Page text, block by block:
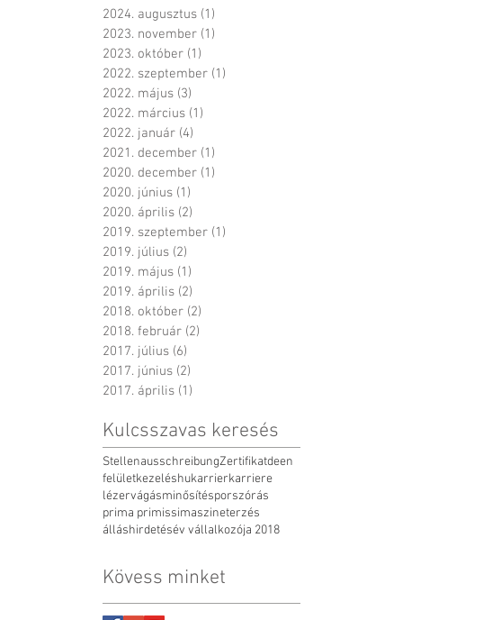
2024. augusztus (1)
2023. november (1)
2023. október (1)
2022. szeptember (1)
2022. május (3)
2022. március (1)
2022. január (4)
2021. december (1)
2020. december (1)
2020. június (1)
2020. április (2)
2019. szeptember (1)
2019. július (2)
2019. május (1)
2019. április (2)
2018. október (2)
2018. február (2)
2017. július (6)
2017. június (2)
2017. április (1)
Kulcsszavas keresés
StellenausschreibungZertifikatdeen
felületkezeléshukarrierkarriere
lézervágásminősítésporszórás
prima primissimaszineterzés
álláshirdetésév vállalkozója 2018
Kövess minket